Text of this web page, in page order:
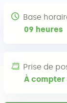
Base
09 heures
Prise de
À compter